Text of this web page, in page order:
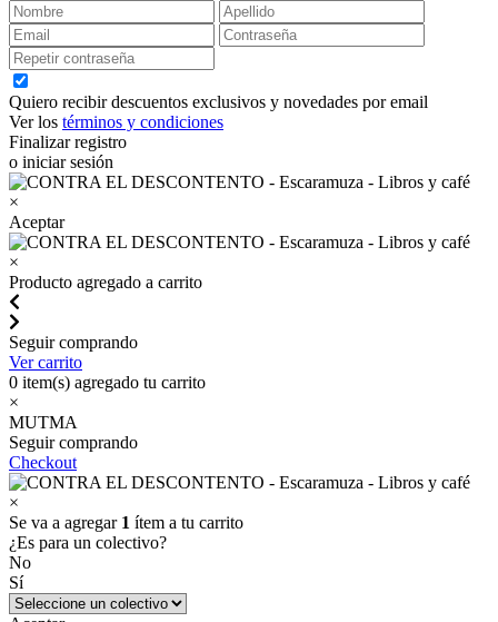
Quiero recibir descuentos exclusivos y novedades por email
Ver los términos y condiciones
Finalizar registro
o iniciar sesión
×
Aceptar
×
Producto agregado a carrito
Seguir comprando
Ver carrito
0 item(s) agregado tu carrito
×
MUTMA
Seguir comprando
Checkout
×
Se va a agregar 1 ítem a tu carrito
¿Es para un colectivo?
No
Sí